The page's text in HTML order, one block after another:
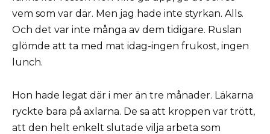
vem som var där. Men jag hade inte styrkan. Alls.
Och det var inte många av dem tidigare. Ruslan
glömde att ta med mat idag-ingen frukost, ingen
lunch.
Hon hade legat där i mer än tre månader. Läkarna
ryckte bara på axlarna. De sa att kroppen var trött,
att den helt enkelt slutade vilja arbeta som